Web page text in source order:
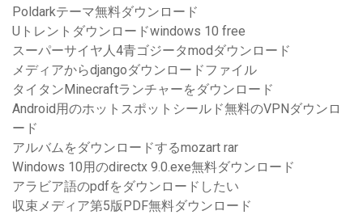
Poldarkテーマ無料ダウンロード
Uトレントダウンロードwindows 10 free
スーパーサイヤ人4青ゴジータmodダウンロード
メディアからdjangoダウンロードファイル
タイタンMinecraftランチャーをダウンロード
Android用のホットスポットシールド無料のVPNダウンロ
ード
アルバムをダウンロードするmozart rar
Windows 10用のdirectx 9.0.exe無料ダウンロード
アラビア語のpdfをダウンロードしたい
収束メディア第5版PDF無料ダウンロード